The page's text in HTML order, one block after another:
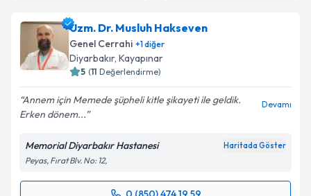
Uzm. Dr. Musluh Hakseven
Genel Cerrahi +1diğer
Diyarbakır, Kayapınar
5 (11 Değerlendirme)
Annem için Memede şüpheli kitle şikayeti ile geldik.
Erken dönem...
Devamı
Memorial Diyarbakır Hastanesi Haritada Göster
Peyas, Fırat Blv. No: 12,